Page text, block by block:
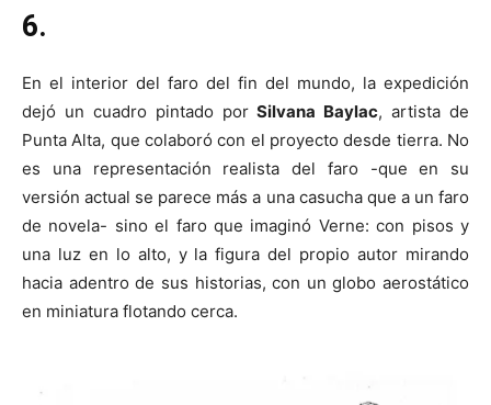
6.
En el interior del faro del fin del mundo, la expedición
dejó un cuadro pintado porSilvana Baylac, artista de
Punta Alta, que colaboró con el proyecto desde tierra. No
es una representación realista del faro -que en su
versión actual se parece más a una casucha que a un faro
de novela- sino el faro que imaginó Verne: con pisos y
una luz en lo alto, y la figura del propio autor mirando
hacia adentro de sus historias, con un globo aerostático
en miniatura flotando cerca.